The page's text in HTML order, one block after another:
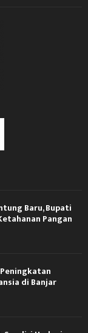
Baru, Bupati
Pangan
di Banjar